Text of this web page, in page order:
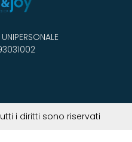
i diritti sono riservati